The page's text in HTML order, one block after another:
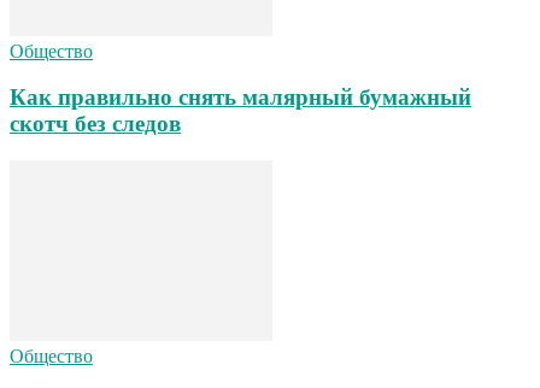
Общество
Как правильно снять малярный бумажный
скотч без следов
Общество